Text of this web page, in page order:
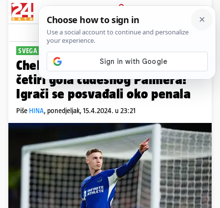
PRIJAVA
Sport Komentari
SVEGA JE TU BILO
Chelsea deklasirao Everton uz
četiri gola čudesnog Palmera!
Igrači se posvađali oko penala
Piše HINA, ponedjeljak, 15.4.2024. u 23:21